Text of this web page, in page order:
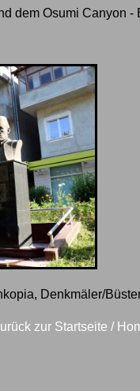
dem Osumi Canyon
Denkmäler/
zur Startseite /